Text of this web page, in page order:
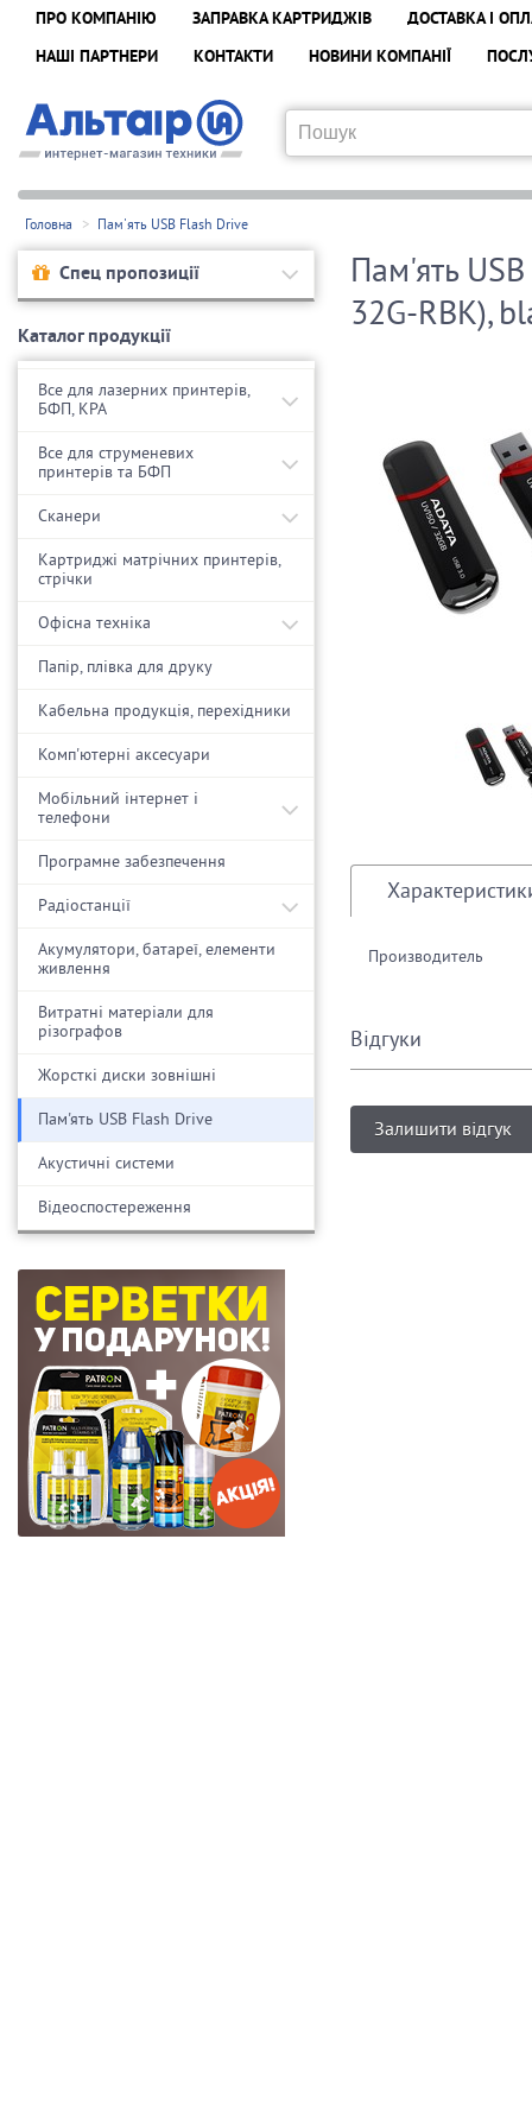
ПРО КОМПАНІЮ ЗАПРАВКА КАРТРИДЖІВ
ДОСТАВКА І
НАШІ ПАРТНЕРИ
КОНТАКТИ НОВИНИ КОМПАНІЇ
Головна Пам'ять USB Flash Drive
Спец пропозиції
Каталог продукції
Все для лазерних принтерів,
БФП, КРА
Все для струменевих
принтерів та БФП
Сканери
Картриджі матрічних принтерів,
стрічки
Офісна техніка
Папір, плівка для друку
Кабельна продукція, перехідники
Комп'ютерні аксесуари
Мобільний інтернет і
телефони
Програмне забезпечення
Радіостанції
Акумулятори, батареї, елементи
живлення
Витратні матеріали для
різографов
Жорсткі диски зовнішні
Пам'ять USB Flash Drive
Акустичні системи
Відеоспостереження
Пам'ять
32G-RBK),
Производитель
Відгуки
Залишити відгук